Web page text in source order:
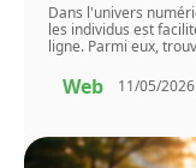
Dans l'univers
les individus est
ligne. Parmi eux,
Web 11/05/2026